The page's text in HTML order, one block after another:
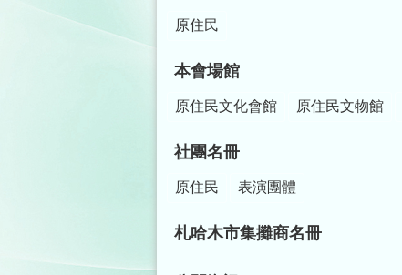
原住民
本會場館
原住民文化會館 原住民文物館
社團名冊
原住民 表演團體
札哈木市集攤商名冊